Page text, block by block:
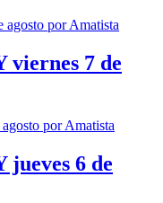
viernes 7 de
jueves 6 de